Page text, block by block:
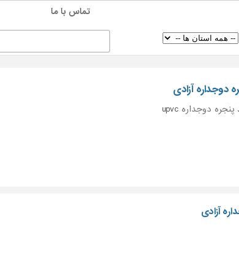
تماس با ما
دوجداره آزادی
پنجره دوجداره
آزادی